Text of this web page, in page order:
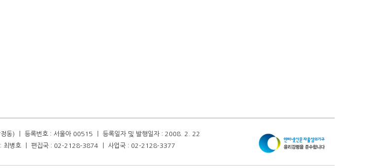
동) ㅣ 등록번호 : 서울아 00515 ㅣ 등록일자 및 발행일자 : 2008. 2. 22
: 최병호 ㅣ 편집국 : 02-2128-3874 ㅣ 사업국 : 02-2128-3377